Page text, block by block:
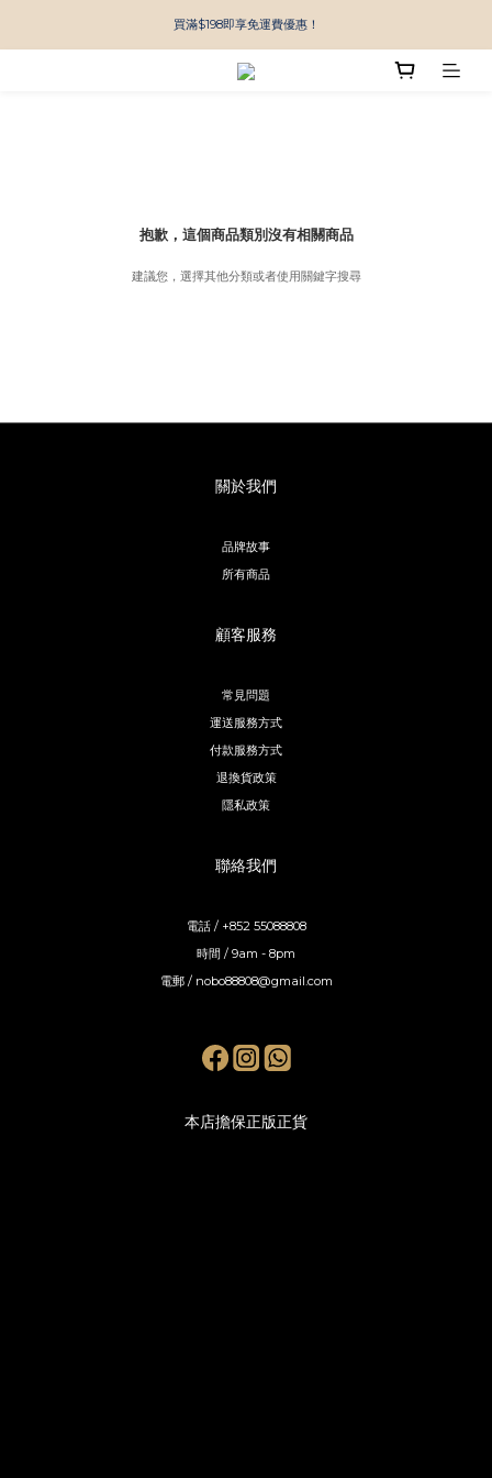
買滿$198即享免運費優惠！
抱歉，這個商品類別沒有相關商品
建議您，選擇其他分類或者使用關鍵字搜尋
關於我們
品牌故事
所有商品
顧客服務
常見問題
運送服務方式
付款服務方式
退換貨政策
隱私政策
聯絡我們
電話 / +852 55088808
時間 / 9am - 8pm
電郵 / nobo88808@gmail.com
本店擔保正版正貨